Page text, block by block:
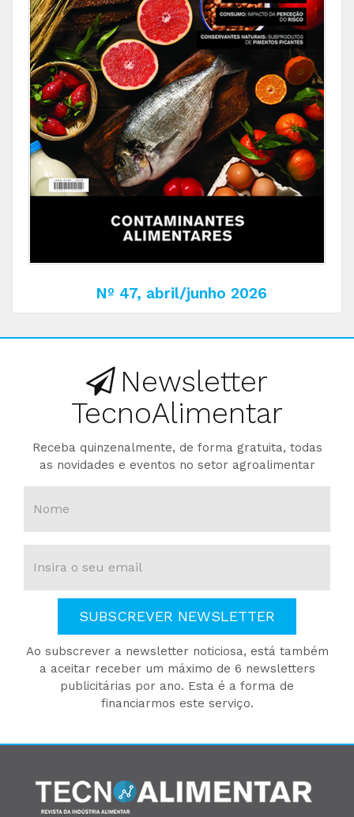
Nº 47, abril/junho 2026
Newsletter
TecnoAlimentar
Receba quinzenalmente, de forma gratuita, todas
as novidades e eventos no setor agroalimentar
SUBSCREVER NEWSLETTER
Ao subscrever a newsletter noticiosa, está também
a aceitar receber um máximo de 6 newsletters
publicitárias por ano. Esta é a forma de
financiarmos este serviço.